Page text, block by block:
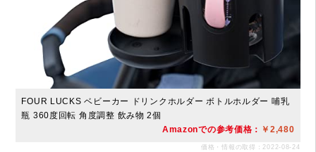
FOUR LUCKS ベビーカー ドリンクホルダー ボトルホルダー 哺乳
瓶 360度回転 角度調整 飲み物 2個
Amazonでの参考価格： ￥2,480
価格・情報の取得：2022-08-24